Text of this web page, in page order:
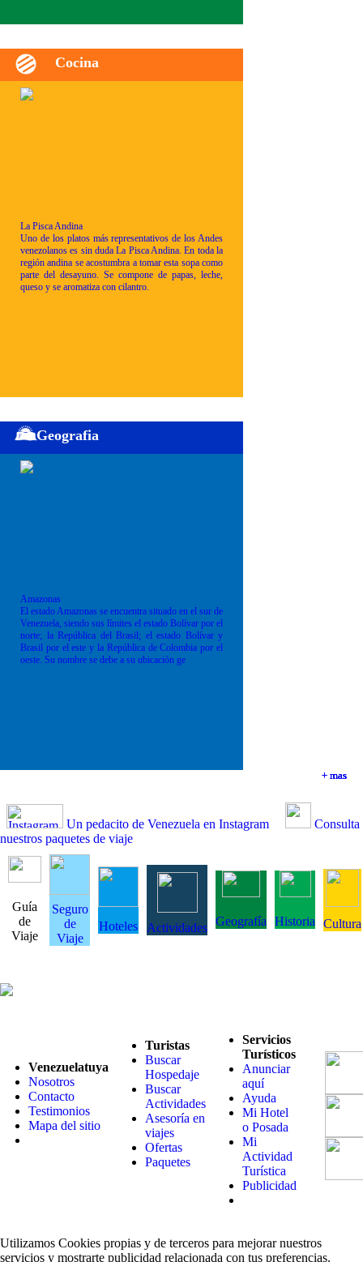
+ mas
+ mas
Cocina
La Pisca Andina
Uno de los platos más representativos de los Andes
venezolanos es sin duda La Pisca Andina. En toda la
región andina se acostumbra a tomar esta sopa como
parte del desayuno. Se compone de papas, leche,
queso y se aromatiza con cilantro.
+ mas
Geografia
Amazonas
El estado Amazonas se encuentra situado en el sur de
Venezuela, siendo sus límites el estado Bolívar por el
norte; la República del Brasil; el estado Bolívar y
Brasil por el este y la República de Colombia por el
oeste. Su nombre se debe a su ubicación ge
+ mas
Un pedacito de Venezuela en Instagram
Consulta
nuestros paquetes de viaje
Guía
de
Viaje
Seguro
de
Viaje
Hoteles Actividades Geografía Historia Cultura
Venezuelatuya
Nosotros
Contacto
Testimonios
Mapa del sitio
Turistas
Buscar
Hospedaje
Buscar
Actividades
Asesoría en
viajes
Ofertas
Paquetes
Servicios
Turísticos
Anunciar
aquí
Ayuda
Mi Hotel
o Posada
Mi
Actividad
Turística
Publicidad
Utilizamos Cookies propias y de terceros para mejorar nuestros
servicios y mostrarte publicidad relacionada con tus preferencias.